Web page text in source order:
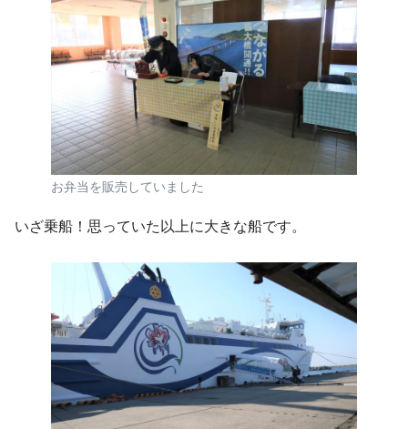
お弁当を販売していました
いざ乗船！思っていた以上に大きな船です。